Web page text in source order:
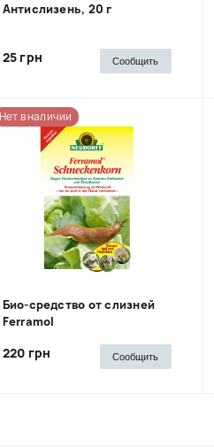
Антислизень, 20 г
25 грн Сообщить
Нет в наличии
Био-средство от слизней
Ferramol
220 грн Сообщить